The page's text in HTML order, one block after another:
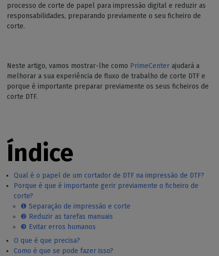
processo de corte de papel para impressão digital e reduzir as
responsabilidades, preparando previamente o seu ficheiro de
corte.
Neste artigo, vamos mostrar-lhe como PrimeCenter ajudará a
melhorar a sua experiência de fluxo de trabalho de corte DTF e
porque é importante preparar previamente os seus ficheiros de
corte DTF.
Índice
Qual é o papel de um cortador de DTF na impressão de DTF?
Porque é que é importante gerir previamente o ficheiro de
corte?
❶ Separação de impressão e corte
❷ Reduzir as tarefas manuais
❸ Evitar erros humanos
O que é que precisa?
Como é que se pode fazer isso?